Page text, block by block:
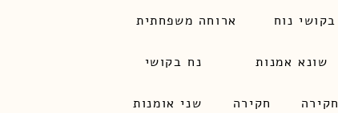
ארוחה משפחתית בקושי נוח
נח בקושי שונא אמנות
שני אומנות ​חקירה חקירה